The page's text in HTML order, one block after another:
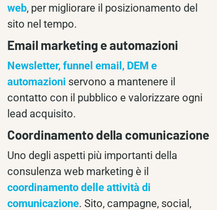
web, per migliorare il posizionamento del
sito nel tempo.
Email marketing e automazioni
Newsletter, funnel email, DEM e
automazioni servono a mantenere il
contatto con il pubblico e valorizzare ogni
lead acquisito.
Coordinamento della comunicazione
Uno degli aspetti più importanti della
consulenza web marketing è il
coordinamento delle attività di
comunicazione. Sito, campagne, social,